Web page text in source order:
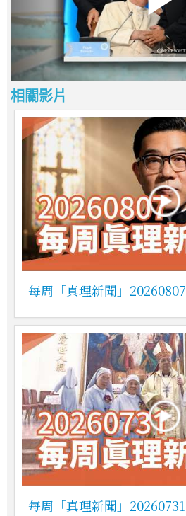
相關影片
每周「真理新聞」20260807
每周「真理新聞」20260731